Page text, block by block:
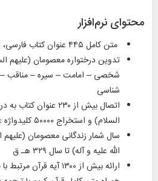
محتوای نرم‌افزار
متن کامل ۴۴۵ عنوان کتاب فارسی، عربی و انگلیسی در ۱۳۸۳ جلد
تدوین درختواره معصومان (علیهم
شخصی – امامت – سیره – مناقب –
شناسی
اتصال بیش از ۲۳۰
السلام) و استخراج ۵۰۰۰۰ کلیدواژه غیر تکراری
سال شمار زندگانی معصومان (علیهم
الله علیه و آله) تا سال ۳۲۹ هـ ق
ارائه بیش از ۱۳۰۰ آیه